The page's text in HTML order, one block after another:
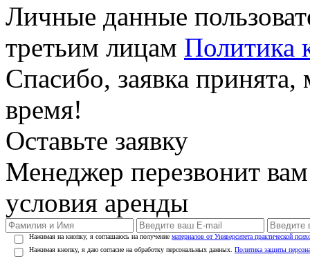
Личные данные
третьим лицам Политика
Спасибо, заявка
время!
Оставьте заявку
Менеджер перезвонит
условия аренды
Нажимая на кнопку, я соглашаюсь на получение материалов от Университета практической
Нажимая кнопку, я даю согласие на обработку персональных данных. Политика защиты